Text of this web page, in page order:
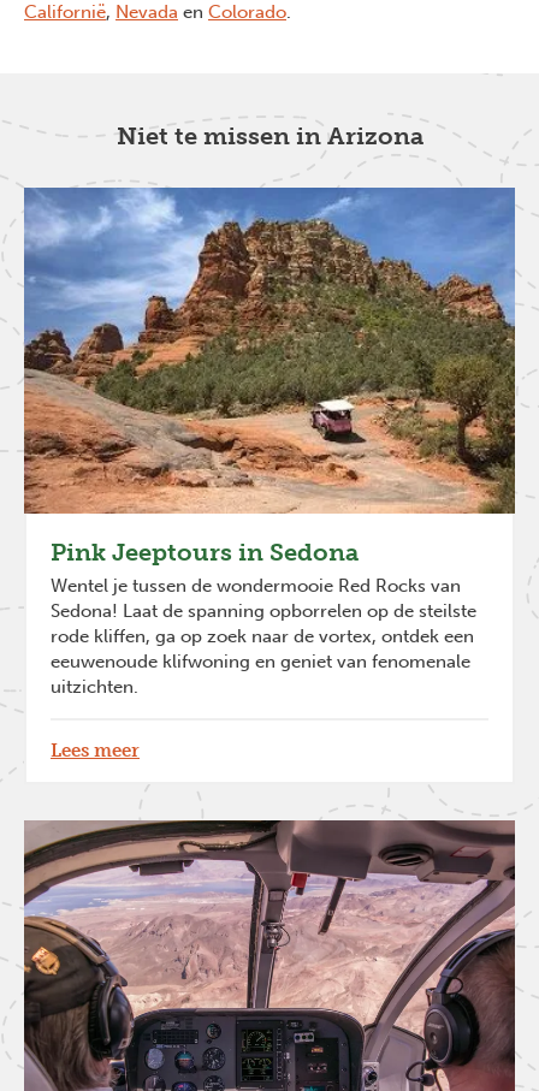
Californië, Nevada en Colorado.
Niet te missen in Arizona
Pink Jeeptours in Sedona
Wentel je tussen de wondermooie Red Rocks van
Sedona! Laat de spanning opborrelen op de steilste
rode kliffen, ga op zoek naar de vortex, ontdek een
eeuwenoude klifwoning en geniet van fenomenale
uitzichten.
Lees meer